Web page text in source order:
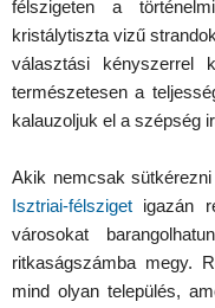
félszigeten a
kristálytiszta vizű
választási kényszerrel
természetesen a
kalauzoljuk el a szépség
Akik nemcsak
Isztriai-félsziget igazán
városokat
ritkaságszámba megy.
mind olyan település,